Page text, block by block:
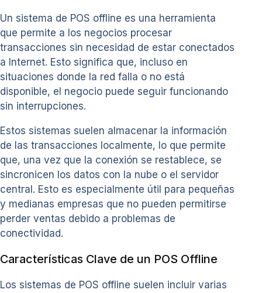
Un sistema de POS offline es una herramienta
que permite a los negocios procesar
transacciones sin necesidad de estar conectados
a Internet. Esto significa que, incluso en
situaciones donde la red falla o no está
disponible, el negocio puede seguir funcionando
sin interrupciones.
Estos sistemas suelen almacenar la información
de las transacciones localmente, lo que permite
que, una vez que la conexión se restablece, se
sincronicen los datos con la nube o el servidor
central. Esto es especialmente útil para pequeñas
y medianas empresas que no pueden permitirse
perder ventas debido a problemas de
conectividad.
Características Clave de un POS Offline
Los sistemas de POS offline suelen incluir varias